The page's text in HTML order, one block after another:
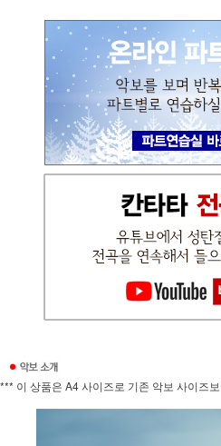
*** 이 상품은 A4 사이즈로 기존 악보 사이즈